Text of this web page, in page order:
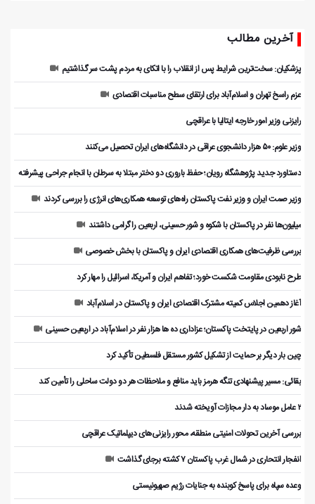
آخرین مطالب
پزشکیان: سخت‌ترین شرایط پس از انقلاب را با اتکای به مردم پشت سر گذاشتیم
عزم راسخ تهران و اسلام‌آباد برای ارتقای سطح مناسبات اقتصادی
رایزنی وزیر امور خارجه ایتالیا با عراقچی
وزیر علوم: ۵۰ هزار دانشجوی عراقی در دانشگاه‌های ایران تحصیل می‌کنند
دستاورد جدید پژوهشگاه رویان؛ حفظ باروری دو دختر مبتلا به سرطان با انجام جراحی پیشرفته
وزیر صمت ایران و وزیر نفت پاکستان راه‌های توسعه همکاری‌های انرژی را بررسی کردند
میلیون‌ها نفر در پاکستان با شکوه و شور حسینی، اربعین را گرامی داشتند
بررسی ظرفیت‌های همکاری اقتصادی ایران و پاکستان با بخش خصوصی
طرح نابودی مقاومت شکست خورد؛ تفاهم ایران و آمریکا، اسرائیل را مهار کرد
آغاز دهمین اجلاس کمیته مشترک اقتصادی ایران و پاکستان در اسلام‌آباد
شور اربعین در پایتخت پاکستان؛ عزاداری ده ها هزار نفر در اسلام‌آباد در اربعین حسینی
چین بار دیگر بر حمایت از تشکیل کشور مستقل فلسطین تأکید کرد
بقائی: مسیر پیشنهادی تنگه هرمز باید منافع و ملاحظات هر دو دولت ساحلی را تأمین کند
۲ عامل موساد به دار مجازات آویخته شدند
بررسی آخرین تحولات امنیتی منطقه، محور رایزنی‌های دیپلماتیک عراقچی
انفجار انتحاری در شمال غرب پاکستان ۷ کشته برجای گذاشت
وعده سپاه برای پاسخ کوبنده به جنایات رژیم صهیونیستی